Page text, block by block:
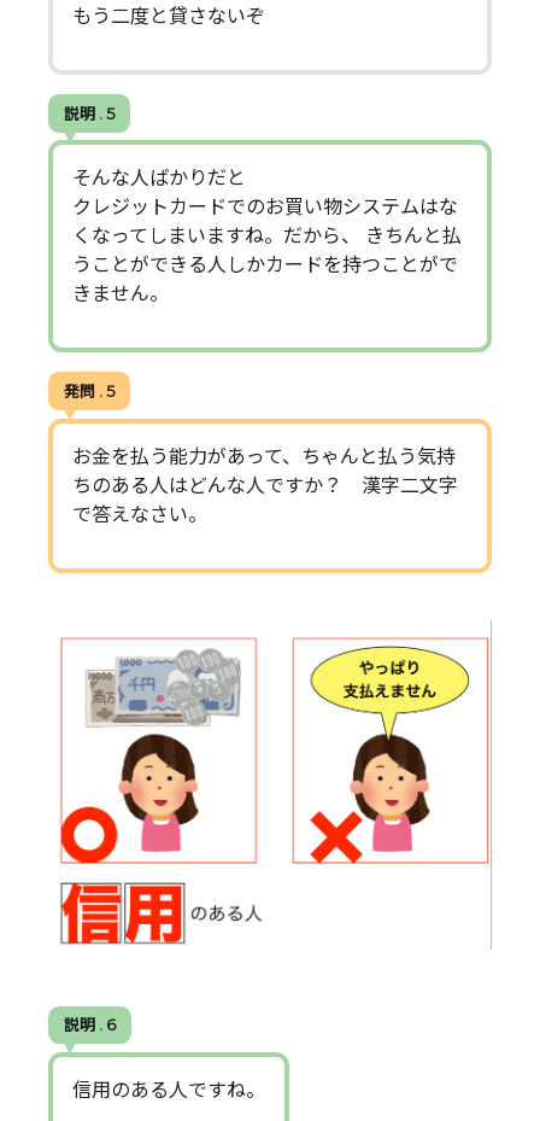
もう二度と貸さないぞ
説明 . 5
そんな人ばかりだと
クレジットカードでのお買い物システムはな
くなってしまいますね。だから、 きちんと払
うことができる人しかカードを持つことがで
きません。
発問 . 5
お金を払う能力があって、ちゃんと払う気持
ちのある人はどんな人ですか？ 漢字二文字
で答えなさい。
説明 . 6
信用のある人ですね。